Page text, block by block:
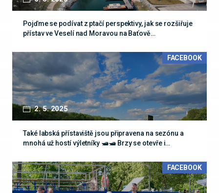
Pojďme se podívat z ptačí perspektivy, jak se rozšiřuje
přístav ve Veselí nad Moravou na Baťově…
2. 5. 2025
FACEBOOK
Také labská přístaviště jsou připravena na sezónu a
mnohá už hostí výletníky 🛥🛥 Brzy se otevře i…
FACEBOOK